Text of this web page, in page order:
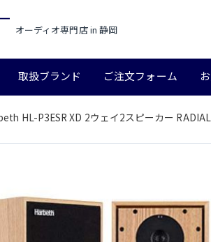
オーディオ専門店 in 静岡
取扱ブランド ご注文フォーム
HL-P3ESR XD 2ウェイ2スピーカー